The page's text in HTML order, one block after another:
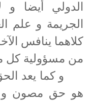
الدولي أيضا و
الجريمة و علم
كلاهما ينافس
من مسؤولية كل
و كما يعد
هو حق مصون و